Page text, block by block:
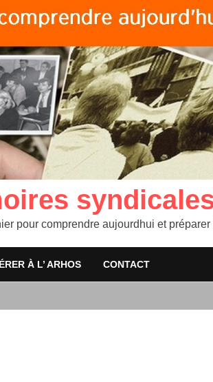
pour comprendre aujourdhui et préparer
À L’ ARHOS CONTACT